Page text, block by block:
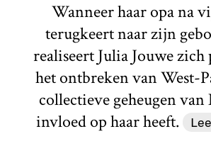
Wanneer haar opa na
terugkeert naar zijn
realiseert Julia Jouwe zich
het ontbreken van West-
collectieve geheugen
invloed op haar heeft.